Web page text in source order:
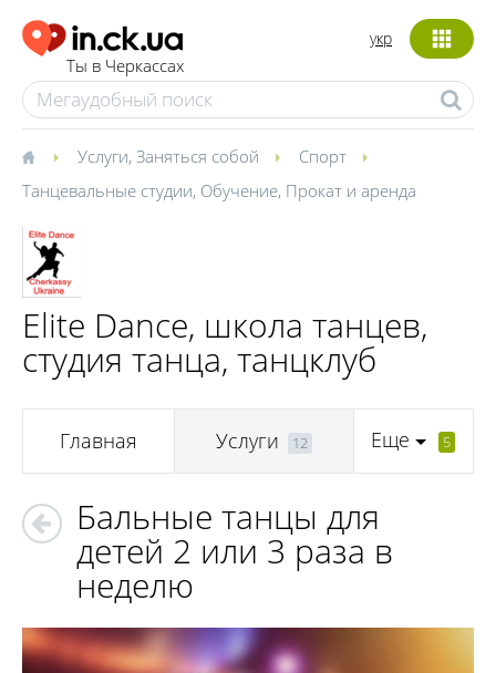
Ты в Черкассах
укр
Услуги, Заняться собой
Спорт
Танцевальные студии, Обучение, Прокат и аренда
Elite Dance, школа танцев,
студия танца, танцклуб
Главная Услуги 12 Еще 5
Бальные танцы для
детей 2 или 3 раза в
неделю